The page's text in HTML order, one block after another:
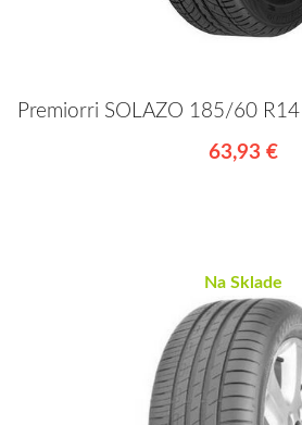
Premiorri SOLAZO 185/60
63,93 €
Na Sklade